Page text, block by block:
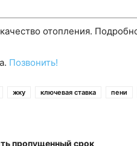
отопления.
Позвонить!
жку ключевая ставка пени
пропущенный срок